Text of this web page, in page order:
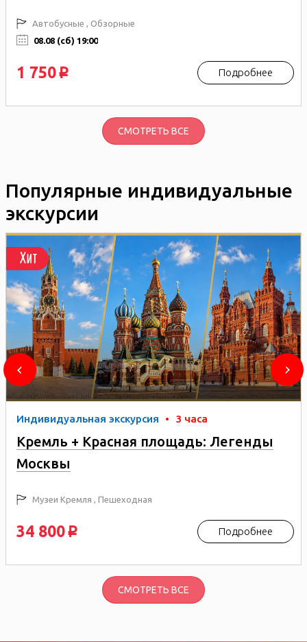
Автобусные , Обзорные
08.08 (сб) 19:00
1 750 p Подробнее
СМОТРЕТЬ ВСЕ
Популярные индивидуальные
экскурсии
Хит
Индивидуальная экскурсия • 3 часа
Кремль + Красная площадь: Легенды
Москвы
Музеи Кремля , Пешеходная
34 800 p Подробнее
СМОТРЕТЬ ВСЕ